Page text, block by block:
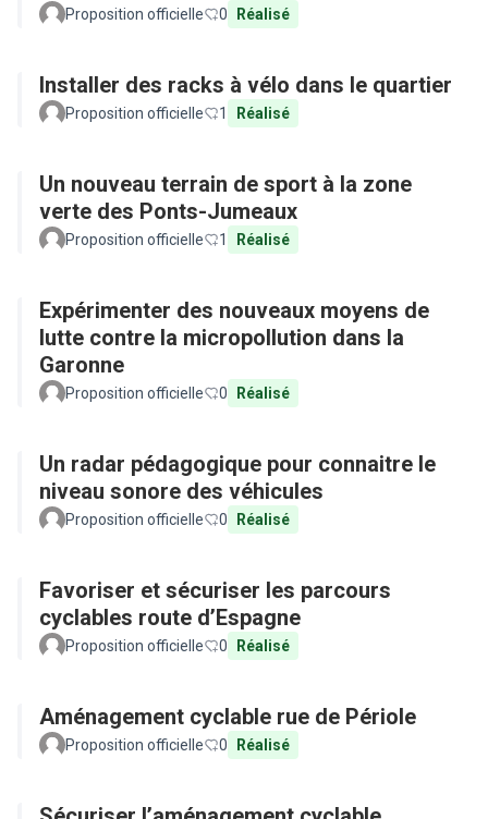
Proposition officielle 0 Réalisé
Installer des racks à vélo dans le quartier
Proposition officielle 1 Réalisé
Un nouveau terrain de sport à la zone
verte des Ponts-Jumeaux
Proposition officielle 1 Réalisé
Expérimenter des nouveaux moyens de
lutte contre la micropollution dans la
Garonne
Proposition officielle 0 Réalisé
Un radar pédagogique pour connaitre le
niveau sonore des véhicules
Proposition officielle 0 Réalisé
Favoriser et sécuriser les parcours
cyclables route d’Espagne
Proposition officielle 0 Réalisé
Aménagement cyclable rue de Périole
Proposition officielle 0 Réalisé